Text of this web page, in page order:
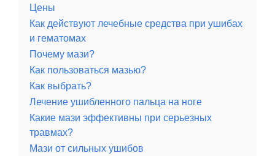
Цены
Как действуют лечебные средства при ушибах
и гематомах
Почему мази?
Как пользоваться мазью?
Как выбрать?
Лечение ушибленного пальца на ноге
Какие мази эффективны при серьезных
травмах?
Мази от сильных ушибов